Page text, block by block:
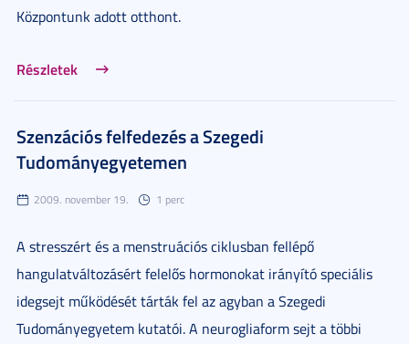
Központunk adott otthont.
Részletek
Szenzációs felfedezés a Szegedi
Tudományegyetemen
2009. november 19. 1 perc
A stresszért és a menstruációs ciklusban fellépő
hangulatváltozásért felelős hormonokat irányító speciális
idegsejt működését tárták fel az agyban a Szegedi
Tudományegyetem kutatói. A neurogliaform sejt a többi